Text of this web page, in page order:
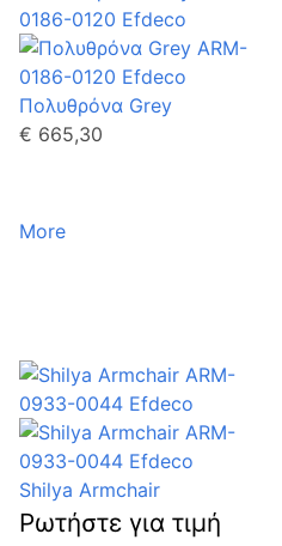
Πολυθρόνα Grey
€ 665,30
More
Shilya Armchair
Ρωτήστε για τιμή